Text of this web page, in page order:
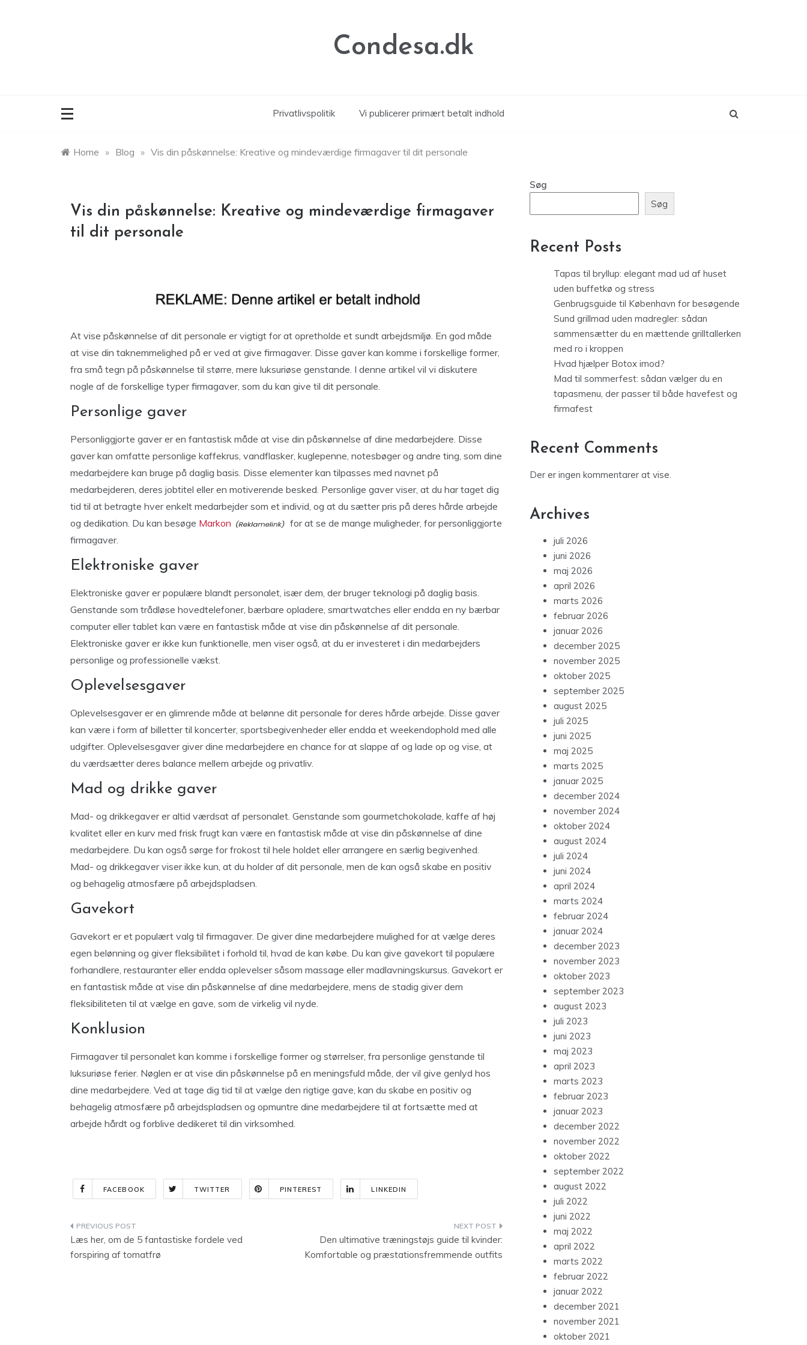
Condesa.dk
Privatlivspolitik Vi publicerer primært betalt indhold
Home » Blog » Vis din påskønnelse: Kreative og mindeværdige firmagaver til dit personale
Vis din påskønnelse: Kreative og mindeværdige firmagaver
til dit personale
At vise påskønnelse af dit personale er vigtigt for at opretholde et sundt arbejdsmiljø. En god måde
at vise din taknemmelighed på er ved at give firmagaver. Disse gaver kan komme i forskellige former,
fra små tegn på påskønnelse til større, mere luksuriøse genstande. I denne artikel vil vi diskutere
nogle af de forskellige typer firmagaver, som du kan give til dit personale.
Personlige gaver
Personliggjorte gaver er en fantastisk måde at vise din påskønnelse af dine medarbejdere. Disse
gaver kan omfatte personlige kaffekrus, vandflasker, kuglepenne, notesbøger og andre ting, som dine
medarbejdere kan bruge på daglig basis. Disse elementer kan tilpasses med navnet på
medarbejderen, deres jobtitel eller en motiverende besked. Personlige gaver viser, at du har taget dig
tid til at betragte hver enkelt medarbejder som et individ, og at du sætter pris på deres hårde arbejde
og dedikation. Du kan besøge Markon
for at se de mange muligheder, for personliggjorte
firmagaver.
Elektroniske gaver
Elektroniske gaver er populære blandt personalet, især dem, der bruger teknologi på daglig basis.
Genstande som trådløse hovedtelefoner, bærbare opladere, smartwatches eller endda en ny bærbar
computer eller tablet kan være en fantastisk måde at vise din påskønnelse af dit personale.
Elektroniske gaver er ikke kun funktionelle, men viser også, at du er investeret i din medarbejders
personlige og professionelle vækst.
Oplevelsesgaver
Oplevelsesgaver er en glimrende måde at belønne dit personale for deres hårde arbejde. Disse gaver
kan være i form af billetter til koncerter, sportsbegivenheder eller endda et weekendophold med alle
udgifter. Oplevelsesgaver giver dine medarbejdere en chance for at slappe af og lade op og vise, at
du værdsætter deres balance mellem arbejde og privatliv.
Mad og drikke gaver
Mad- og drikkegaver er altid værdsat af personalet. Genstande som gourmetchokolade, kaffe af høj
kvalitet eller en kurv med frisk frugt kan være en fantastisk måde at vise din påskønnelse af dine
medarbejdere. Du kan også sørge for frokost til hele holdet eller arrangere en særlig begivenhed.
Mad- og drikkegaver viser ikke kun, at du holder af dit personale, men de kan også skabe en positiv
og behagelig atmosfære på arbejdspladsen.
Gavekort
Gavekort er et populært valg til firmagaver. De giver dine medarbejdere mulighed for at vælge deres
egen belønning og giver fleksibilitet i forhold til, hvad de kan købe. Du kan give gavekort til populære
forhandlere, restauranter eller endda oplevelser såsom massage eller madlavningskursus. Gavekort er
en fantastisk måde at vise din påskønnelse af dine medarbejdere, mens de stadig giver dem
fleksibiliteten til at vælge en gave, som de virkelig vil nyde.
Konklusion
Firmagaver til personalet kan komme i forskellige former og størrelser, fra personlige genstande til
luksuriøse ferier. Nøglen er at vise din påskønnelse på en meningsfuld måde, der vil give genlyd hos
dine medarbejdere. Ved at tage dig tid til at vælge den rigtige gave, kan du skabe en positiv og
behagelig atmosfære på arbejdspladsen og opmuntre dine medarbejdere til at fortsætte med at
arbejde hårdt og forblive dedikeret til din virksomhed.
FACEBOOK TWITTER PINTEREST LINKEDIN
Indlægsnavigation
Læs her, om de 5 fantastiske fordele ved
forspiring af tomatfrø
Den ultimative træningstøjs guide til kvinder:
Komfortable og præstationsfremmende outfits
Søg
Søg
Recent Posts
Tapas til bryllup: elegant mad ud af huset
uden buffetkø og stress
Genbrugsguide til København for besøgende
Sund grillmad uden madregler: sådan
sammensætter du en mættende grilltallerken
med ro i kroppen
Hvad hjælper Botox imod?
Mad til sommerfest: sådan vælger du en
tapasmenu, der passer til både havefest og
firmafest
Recent Comments
Der er ingen kommentarer at vise.
Archives
juli 2026
juni 2026
maj 2026
april 2026
marts 2026
februar 2026
januar 2026
december 2025
november 2025
oktober 2025
september 2025
august 2025
juli 2025
juni 2025
maj 2025
marts 2025
januar 2025
december 2024
november 2024
oktober 2024
august 2024
juli 2024
juni 2024
april 2024
marts 2024
februar 2024
januar 2024
december 2023
november 2023
oktober 2023
september 2023
august 2023
juli 2023
juni 2023
maj 2023
april 2023
marts 2023
februar 2023
januar 2023
december 2022
november 2022
oktober 2022
september 2022
august 2022
juli 2022
juni 2022
maj 2022
april 2022
marts 2022
februar 2022
januar 2022
december 2021
november 2021
oktober 2021